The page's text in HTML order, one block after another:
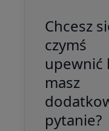
Chcesz
czymś
upewnić
masz
pytanie?